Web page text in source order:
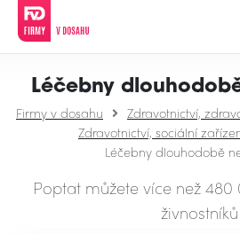
Léčebny
Firmy v dosahu
Zdravotnictví,
Zdravotnictví, sociální
Léčebny dlouhodobě
Poptat můžete více než
živnostníků